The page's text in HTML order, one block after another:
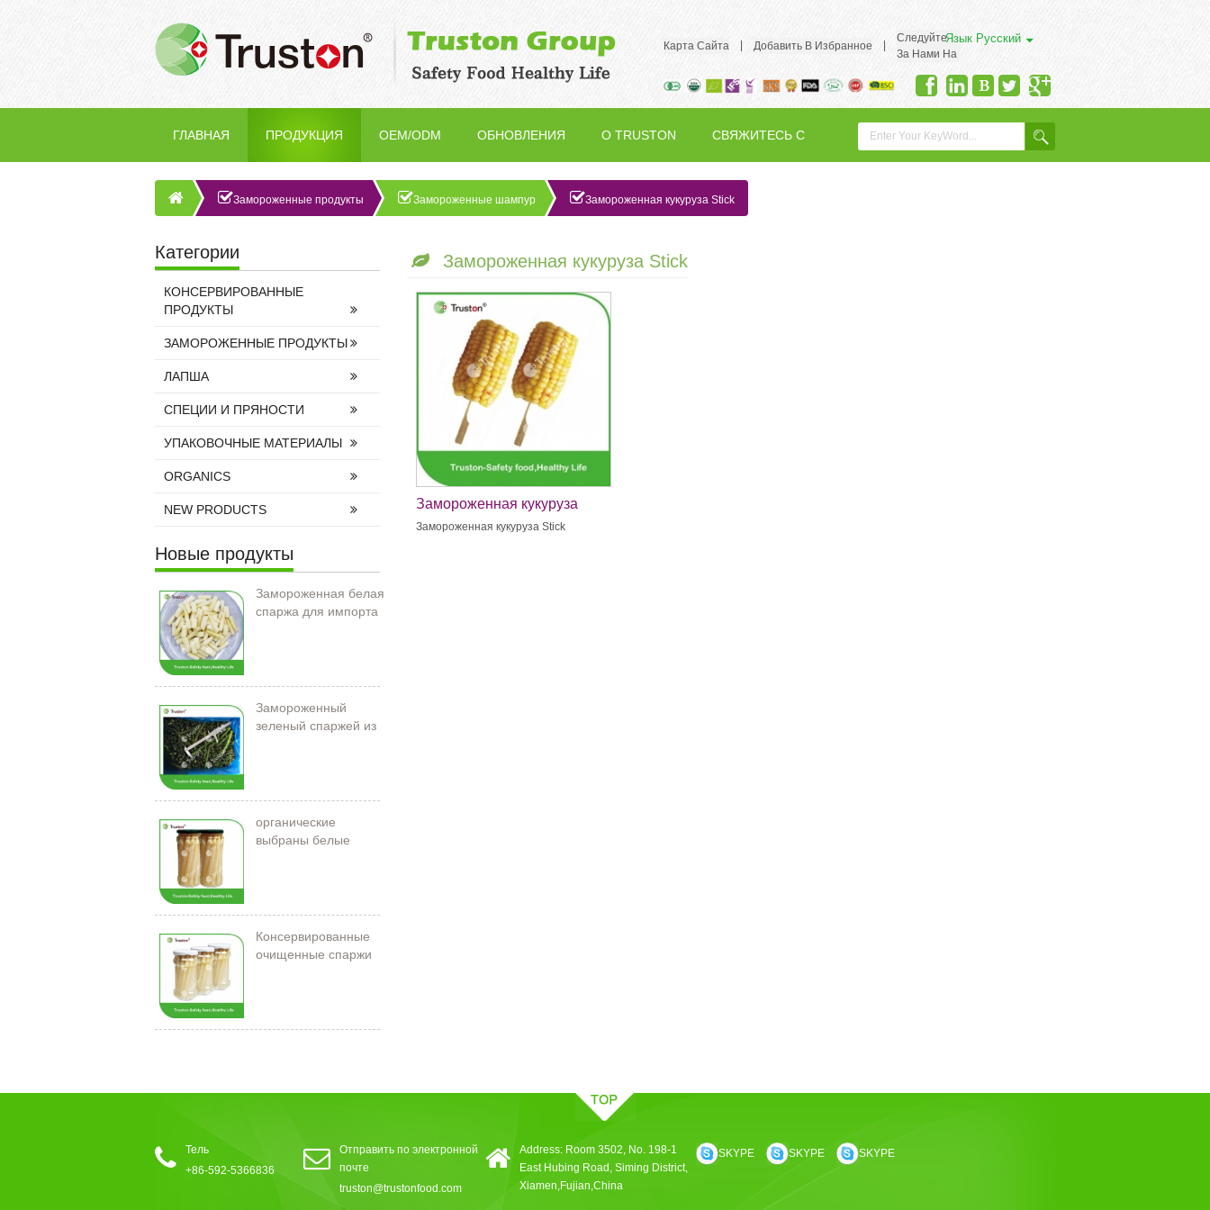
Карта Сайта Добавить В Избранное
Следуйте
За Нами На
Язык Русский
ГЛАВНАЯ ПРОДУКЦИЯ OEM/ODM ОБНОВЛЕНИЯ О TRUSTON СВЯЖИТЕСЬ С
Замороженные продукты Замороженные шампур Замороженная кукуруза Stick
Категории
КОНСЕРВИРОВАННЫЕ
ПРОДУКТЫ
ЗАМОРОЖЕННЫЕ ПРОДУКТЫ
ЛАПША
СПЕЦИИ И ПРЯНОСТИ
УПАКОВОЧНЫЕ МАТЕРИАЛЫ
ORGANICS
NEW PRODUCTS
Новые продукты
Замороженная белая
спаржа для импорта
Замороженный
зеленый спаржей из
органические
выбраны белые
Консервированные
очищенные спаржи
Замороженная кукуруза Stick
Замороженная кукуруза
Stick
Замороженная кукуруза Stick
Тель
+86-592-5366836
Отправить по электронной
почте
truston@trustonfood.com
Address: Room 3502, No. 198-1
East Hubing Road, Siming District,
Xiamen,Fujian,China
SKYPE SKYPE SKYPE